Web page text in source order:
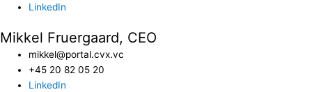
LinkedIn
Mikkel Fruergaard, CEO
mikkel@portal.cvx.vc
+45 20 82 05 20
LinkedIn